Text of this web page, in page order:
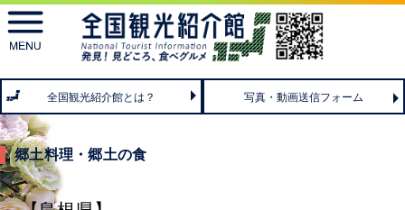
toggle
navigation
全国観光紹介館とは？ 写真・動画送信フォーム
郷土料理・郷土の食